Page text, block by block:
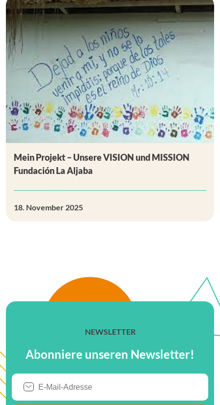
Mein Projekt – Unsere VISION und MISSION
Fundación La Aljaba
18. November 2025
NEWSLETTER
Abonniere unseren Newsletter!